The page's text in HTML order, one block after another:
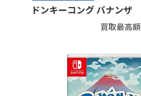
ドンキーコング バナンザ
買取最高額